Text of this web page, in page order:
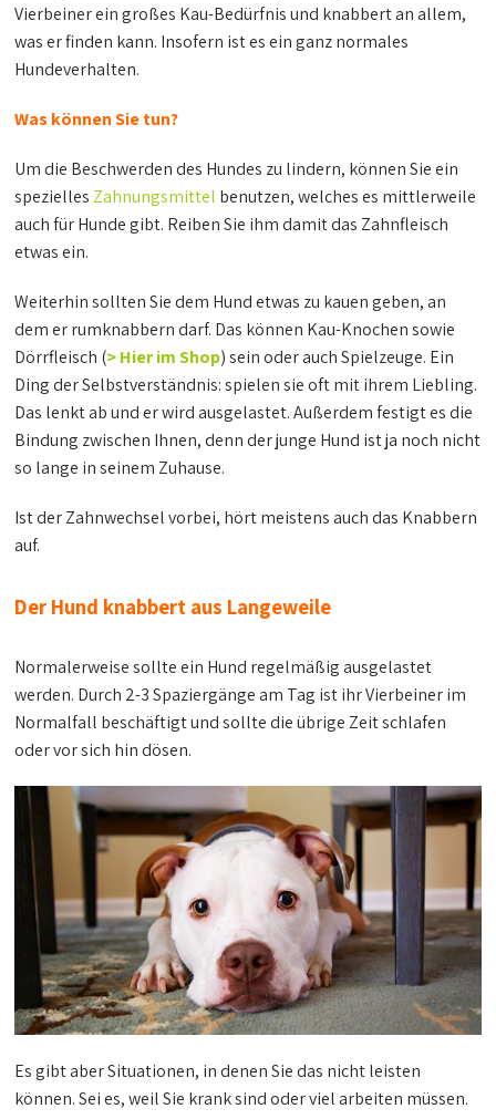
Vierbeiner ein großes Kau-Bedürfnis und knabbert an allem,
was er finden kann. Insofern ist es ein ganz normales
Hundeverhalten.
Was können Sie tun?
Um die Beschwerden des Hundes zu lindern, können Sie ein
spezielles Zahnungsmittel benutzen, welches es mittlerweile
auch für Hunde gibt. Reiben Sie ihm damit das Zahnfleisch
etwas ein.
Weiterhin sollten Sie dem Hund etwas zu kauen geben, an
dem er rumknabbern darf. Das können Kau-Knochen sowie
Dörrfleisch (> Hier im Shop) sein oder auch Spielzeuge. Ein
Ding der Selbstverständnis: spielen sie oft mit ihrem Liebling.
Das lenkt ab und er wird ausgelastet. Außerdem festigt es die
Bindung zwischen Ihnen, denn der junge Hund ist ja noch nicht
so lange in seinem Zuhause.
Ist der Zahnwechsel vorbei, hört meistens auch das Knabbern
auf.
Der Hund knabbert aus Langeweile
Normalerweise sollte ein Hund regelmäßig ausgelastet
werden. Durch 2-3 Spaziergänge am Tag ist ihr Vierbeiner im
Normalfall beschäftigt und sollte die übrige Zeit schlafen
oder vor sich hin dösen.
Es gibt aber Situationen, in denen Sie das nicht leisten
können. Sei es, weil Sie krank sind oder viel arbeiten müssen.